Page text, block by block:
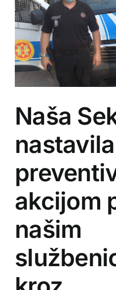
Naša
akcijom
našim